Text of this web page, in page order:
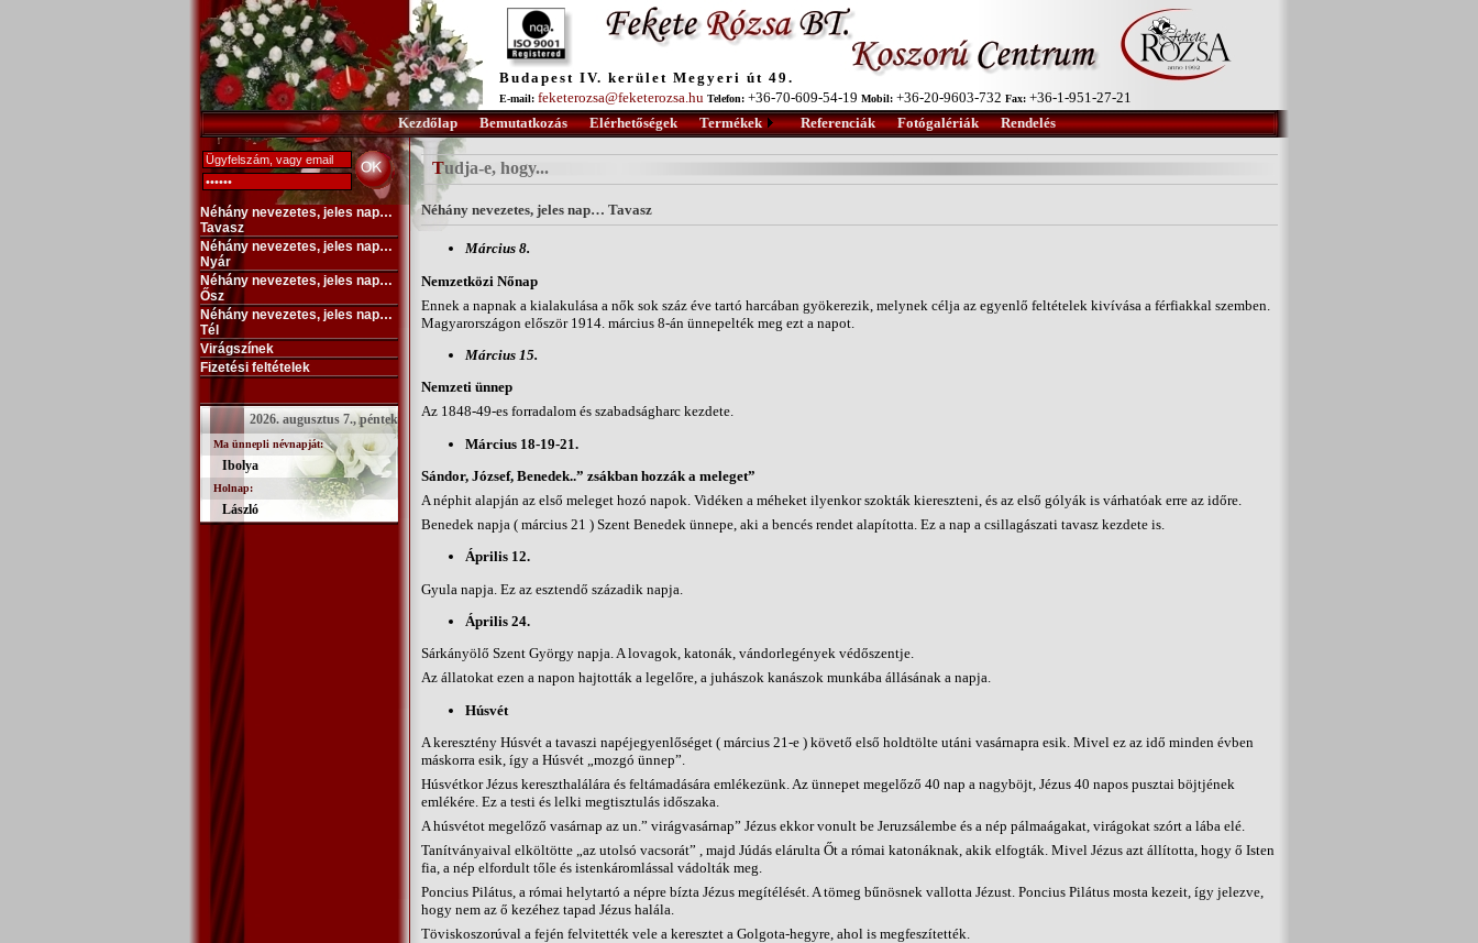
Budapest IV. kerület Megyeri út 49.
E-mail: feketerozsa@feketerozsa.hu Telefon: +36-70-609-54-19 Mobil: +36-20-9603-732 Fax: +36-1-951-27-21
Kezdőlap
Bemutatkozás Elérhetőségek Termékek Referenciák Fotógalériák Rendelés
Néhány nevezetes, jeles nap…
Tavasz
Néhány nevezetes, jeles nap…
Nyár
Néhány nevezetes, jeles nap…
Ősz
Néhány nevezetes, jeles nap…
Tél
Virágszínek
Fizetési feltételek
2026. augusztus 7., péntek
Ma ünnepli névnapját:
Ibolya
Holnap:
László
Tudja-e, hogy...
Néhány nevezetes, jeles nap… Tavasz
Március 8.
Nemzetközi Nőnap
Ennek a napnak a kialakulása a nők sok száz éve tartó harcában gyökerezik, melynek célja az egyenlő feltételek kivívása a férfiakkal szemben.
Magyarországon először 1914. március 8-án ünnepelték meg ezt a napot.
Március 15.
Nemzeti ünnep
Az 1848-49-es forradalom és szabadságharc kezdete.
Március 18-19-21.
Sándor, József, Benedek..” zsákban hozzák a meleget”
A néphit alapján az első meleget hozó napok. Vidéken a méheket ilyenkor szokták kiereszteni, és az első gólyák is várhatóak erre az időre.
Benedek napja ( március 21 ) Szent Benedek ünnepe, aki a bencés rendet alapította. Ez a nap a csillagászati tavasz kezdete is.
Április 12.
Gyula napja. Ez az esztendő századik napja.
Április 24.
Sárkányölő Szent György napja. A lovagok, katonák, vándorlegények védőszentje.
Az állatokat ezen a napon hajtották a legelőre, a juhászok kanászok munkába állásának a napja.
Húsvét
A keresztény Húsvét a tavaszi napéjegyenlőséget ( március 21-e ) követő első holdtölte utáni vasárnapra esik. Mivel ez az idő minden évben
máskorra esik, így a Húsvét „mozgó ünnep”.
Húsvétkor Jézus kereszthalálára és feltámadására emlékezünk. Az ünnepet megelőző 40 nap a nagyböjt, Jézus 40 napos pusztai böjtjének
emlékére. Ez a testi és lelki megtisztulás időszaka.
A húsvétot megelőző vasárnap az un.” virágvasárnap” Jézus ekkor vonult be Jeruzsálembe és a nép pálmaágakat, virágokat szórt a lába elé.
Tanítványaival elköltötte „az utolsó vacsorát” , majd Júdás elárulta Őt a római katonáknak, akik elfogták. Mivel Jézus azt állította, hogy ő Isten
fia, a nép elfordult tőle és istenkáromlással vádolták meg.
Poncius Pilátus, a római helytartó a népre bízta Jézus megítélését. A tömeg bűnösnek vallotta Jézust. Poncius Pilátus mosta kezeit, így jelezve,
hogy nem az ő kezéhez tapad Jézus halála.
Töviskoszorúval a fején felvitették vele a keresztet a Golgota-hegyre, ahol is megfeszítették.